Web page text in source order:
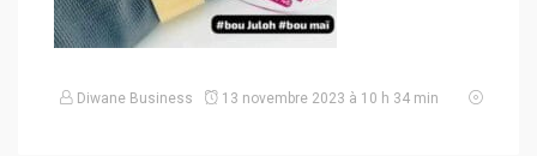
Diwane Business 13 novembre 2023 à 10 h 34 min